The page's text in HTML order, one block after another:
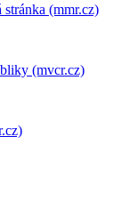
(mmr.cz)
(mvcr.cz)